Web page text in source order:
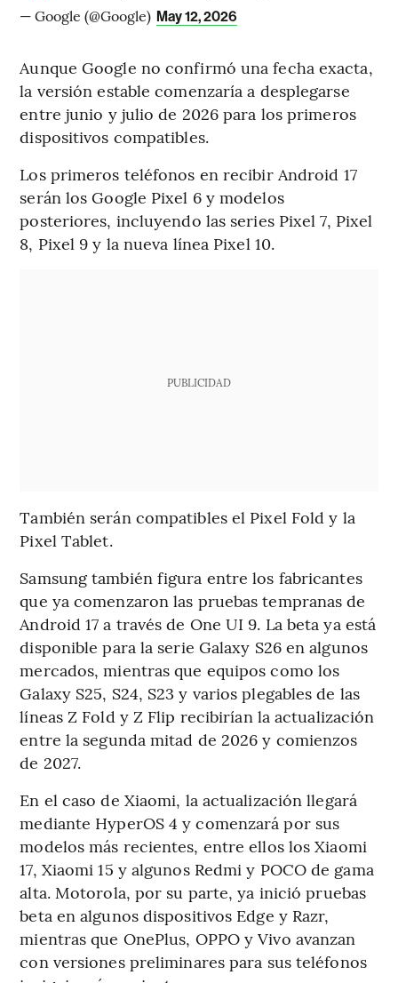
— Google (@Google) May 12, 2026
Aunque Google no confirmó una fecha exacta,
la versión estable comenzaría a desplegarse
entre junio y julio de 2026 para los primeros
dispositivos compatibles.
Los primeros teléfonos en recibir Android 17
serán los Google Pixel 6 y modelos
posteriores, incluyendo las series Pixel 7, Pixel
8, Pixel 9 y la nueva línea Pixel 10.
PUBLICIDAD
También serán compatibles el Pixel Fold y la
Pixel Tablet.
Samsung también figura entre los fabricantes
que ya comenzaron las pruebas tempranas de
Android 17 a través de One UI 9. La beta ya está
disponible para la serie Galaxy S26 en algunos
mercados, mientras que equipos como los
Galaxy S25, S24, S23 y varios plegables de las
líneas Z Fold y Z Flip recibirían la actualización
entre la segunda mitad de 2026 y comienzos
de 2027.
En el caso de Xiaomi, la actualización llegará
mediante HyperOS 4 y comenzará por sus
modelos más recientes, entre ellos los Xiaomi
17, Xiaomi 15 y algunos Redmi y POCO de gama
alta. Motorola, por su parte, ya inició pruebas
beta en algunos dispositivos Edge y Razr,
mientras que OnePlus, OPPO y Vivo avanzan
con versiones preliminares para sus teléfonos